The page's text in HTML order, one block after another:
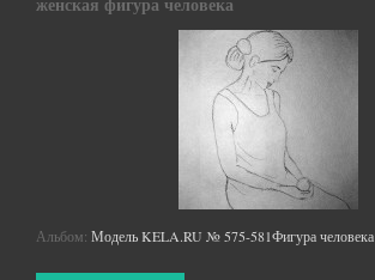
Альбом: Модель KELA.RU № 575-581Фигура человека